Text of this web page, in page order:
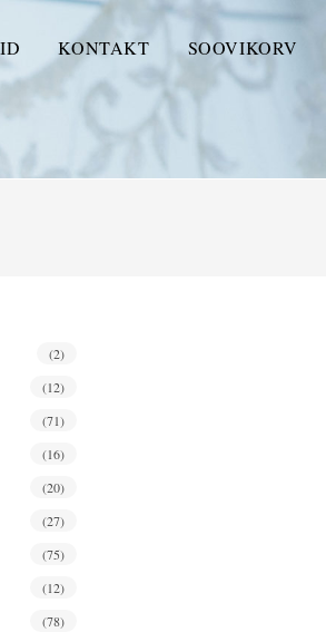
KONTAKT SOOVIKORV
(2)
(12)
(71)
(16)
(20)
(27)
(75)
(12)
(78)